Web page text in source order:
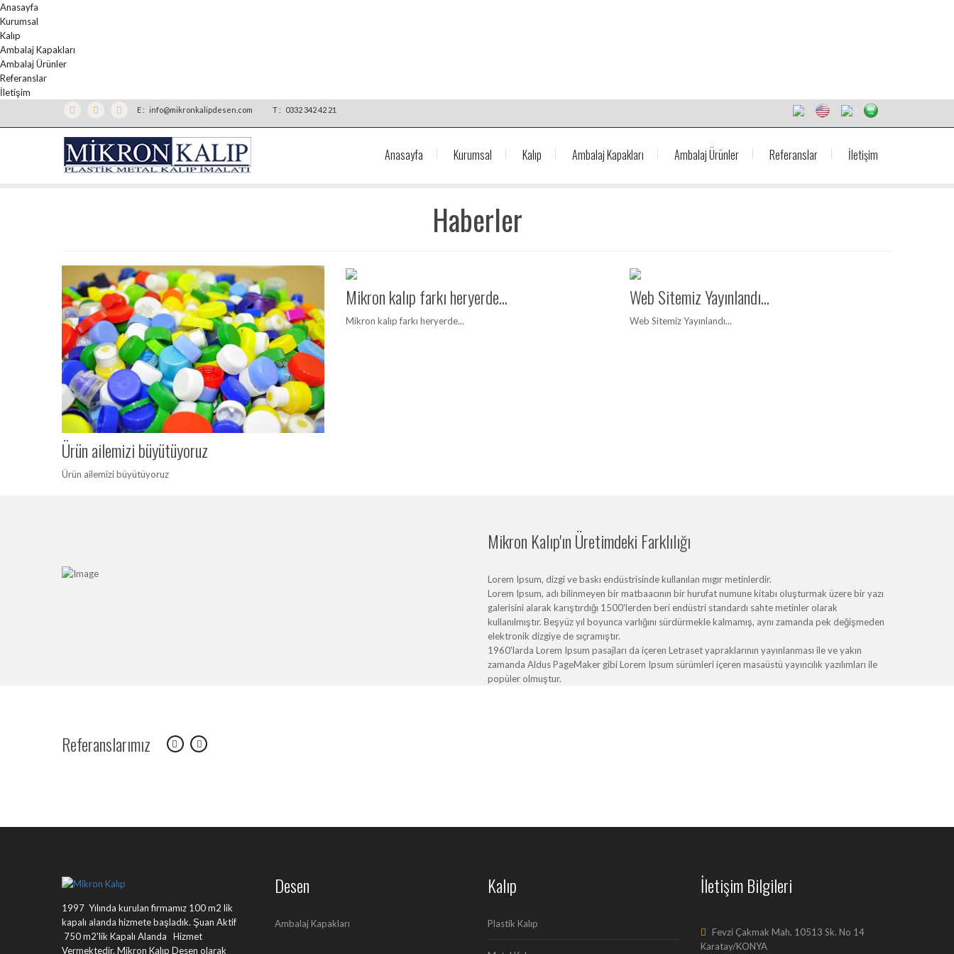
Anasayfa
Kurumsal
Kalıp
Ambalaj Kapakları
Ambalaj Ürünler
Referanslar
İletişim
E : info@mikronkalipdesen.com T : 0332 342 42 21
Anasayfa Kurumsal Kalıp Ambalaj Kapakları Ambalaj Ürünler Referanslar İletişim
Haberler
Ürün ailemizi büyütüyoruz
Ürün ailemizi büyütüyoruz
Mikron kalıp farkı heryerde...
Mikron kalıp farkı heryerde...
Web Sitemiz Yayınlandı...
Web Sitemiz Yayınlandı...
Mikron Kalıp'ın Üretimdeki Farklılığı
Lorem Ipsum, dizgi ve baskı endüstrisinde kullanılan mıgır metinlerdir.
Lorem Ipsum, adı bilinmeyen bir matbaacının bir hurufat numune kitabı oluşturmak üzere bir yazı
galerisini alarak karıştırdığı 1500'lerden beri endüstri standardı sahte metinler olarak
kullanılmıştır. Beşyüz yıl boyunca varlığını sürdürmekle kalmamış, aynı zamanda pek değişmeden
elektronik dizgiye de sıçramıştır.
1960'larda Lorem Ipsum pasajları da içeren Letraset yapraklarının yayınlanması ile ve yakın
zamanda Aldus PageMaker gibi Lorem Ipsum sürümleri içeren masaüstü yayıncılık yazılımları ile
popüler olmuştur.
Referanslarımız
1997 Yılında kurulan firmamız 100 m2 lik
kapalı alanda hizmete başladık. Şuan Aktif
750 m2'lik Kapalı Alanda Hizmet
Vermektedir. Mikron Kalıp Desen olarak
Desen
Ambalaj Kapakları
Kalıp
Plastik Kalıp
İletişim Bilgileri
Fevzi Çakmak Mah. 10513 Sk. No 14
Karatay/KONYA